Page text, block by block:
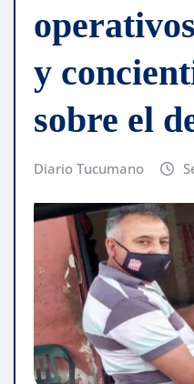
y
sobre el
Diario Tucumano